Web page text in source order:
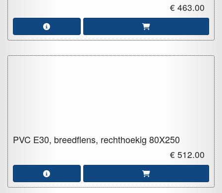
€ 463.00
PVC E30, breedflens, rechthoekig 80X250
€ 512.00